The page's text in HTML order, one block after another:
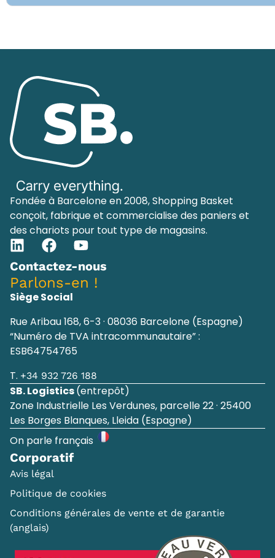
Fondée à Barcelone en 2008, Shopping Basket
conçoit, fabrique et commercialise des paniers et
des chariots pour tout type de magasins.
Contactez-nous
Parlons-en !
Siège Social
Rue Aribau 168, 6-3 · 08036 Barcelone (Espagne)
“Numéro de TVA intracommunautaire” :
ESB64754765
T. +34 932 726 188
SB. Logistics(entrepôt)
Zone Industrielle Les Verdunes, parcelle 22 · 25400
Les Borges Blanques, Lleida (Espagne)
On parle français
Corporatif
Avis légal
Politique de cookies
Conditions générales de vente et de garantie
(anglais)